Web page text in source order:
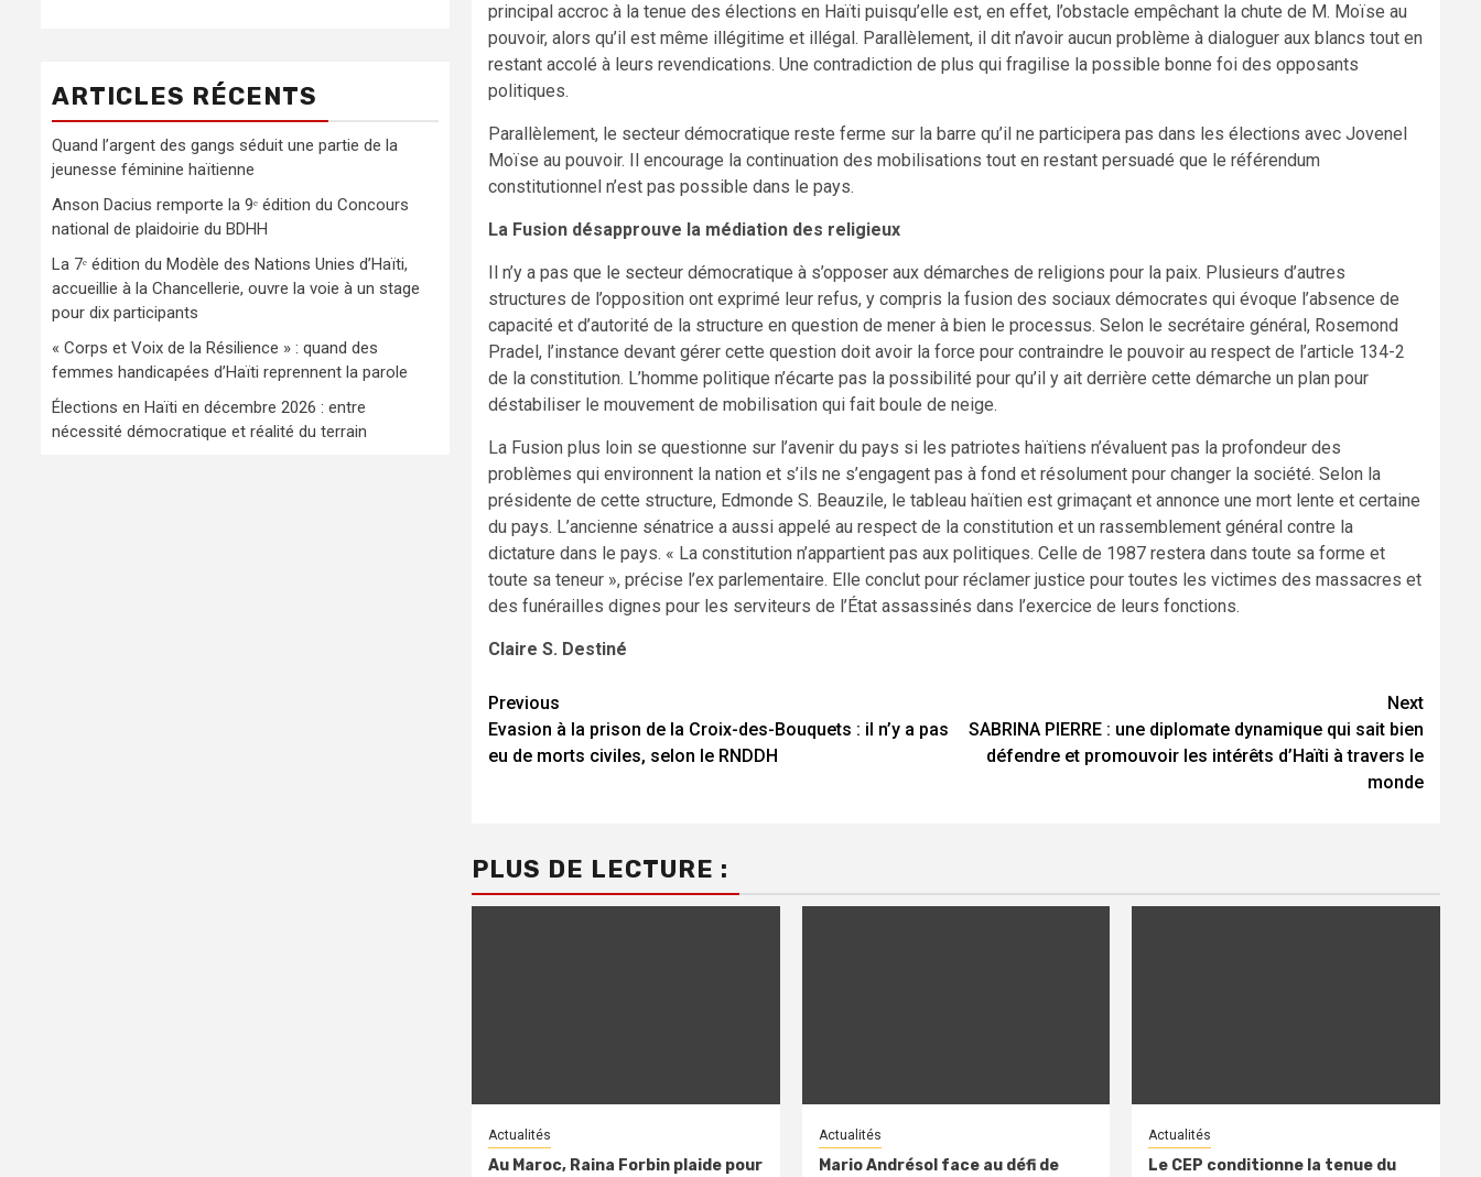
principal accroc à la tenue des élections en Haïti puisqu’elle est, en effet, l’obstacle empêchant la chute de M. Moïse au
pouvoir, alors qu’il est même illégitime et illégal. Parallèlement, il dit n’avoir aucun problème à dialoguer aux blancs tout en
restant accolé à leurs revendications. Une contradiction de plus qui fragilise la possible bonne foi des opposants
politiques.
Parallèlement, le secteur démocratique reste ferme sur la barre qu’il ne participera pas dans les élections avec Jovenel
Moïse au pouvoir. Il encourage la continuation des mobilisations tout en restant persuadé que le référendum
constitutionnel n’est pas possible dans le pays.
La Fusion désapprouve la médiation des religieux
Il n’y a pas que le secteur démocratique à s’opposer aux démarches de religions pour la paix. Plusieurs d’autres
structures de l’opposition ont exprimé leur refus, y compris la fusion des sociaux démocrates qui évoque l’absence de
capacité et d’autorité de la structure en question de mener à bien le processus. Selon le secrétaire général, Rosemond
Pradel, l’instance devant gérer cette question doit avoir la force pour contraindre le pouvoir au respect de l’article 134-2
de la constitution. L’homme politique n’écarte pas la possibilité pour qu’il y ait derrière cette démarche un plan pour
déstabiliser le mouvement de mobilisation qui fait boule de neige.
La Fusion plus loin se questionne sur l’avenir du pays si les patriotes haïtiens n’évaluent pas la profondeur des
problèmes qui environnent la nation et s’ils ne s’engagent pas à fond et résolument pour changer la société. Selon la
présidente de cette structure, Edmonde S. Beauzile, le tableau haïtien est grimaçant et annonce une mort lente et certaine
du pays. L’ancienne sénatrice a aussi appelé au respect de la constitution et un rassemblement général contre la
dictature dans le pays. « La constitution n’appartient pas aux politiques. Celle de 1987 restera dans toute sa forme et
toute sa teneur », précise l’ex parlementaire. Elle conclut pour réclamer justice pour toutes les victimes des massacres et
des funérailles dignes pour les serviteurs de l’État assassinés dans l’exercice de leurs fonctions.
Claire S. Destiné
Continue
Reading
Previous
Evasion à la prison de la Croix-des-Bouquets : il n’y a pas
eu de morts civiles, selon le RNDDH
Next
SABRINA PIERRE : une diplomate dynamique qui sait bien
défendre et promouvoir les intérêts d’Haïti à travers le
monde
PLUS DE LECTURE :
Actualités
Au Maroc, Raina Forbin plaide pour
Actualités
Mario Andrésol face au défi de
Actualités
Le CEP conditionne la tenue du
ARTICLES RÉCENTS
Quand l’argent des gangs séduit une partie de la
jeunesse féminine haïtienne
Anson Dacius remporte la 9ᵉ édition du Concours
national de plaidoirie du BDHH
La 7ᵉ édition du Modèle des Nations Unies d’Haïti,
accueillie à la Chancellerie, ouvre la voie à un stage
pour dix participants
« Corps et Voix de la Résilience » : quand des
femmes handicapées d’Haïti reprennent la parole
Élections en Haïti en décembre 2026 : entre
nécessité démocratique et réalité du terrain